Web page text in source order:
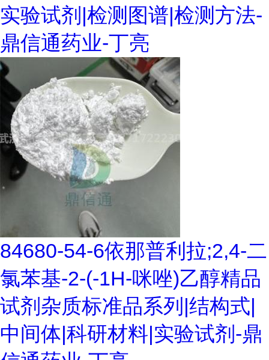
实验试剂|检测图谱|检测方法-
鼎信通药业-丁亮
84680-54-6依那普利拉;2,4-二
氯苯基-2-(-1H-咪唑)乙醇精品
试剂杂质标准品系列|结构式|
中间体|科研材料|实验试剂-鼎